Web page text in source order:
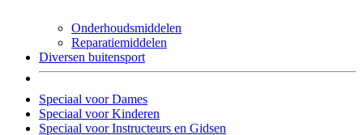
Onderhoudsmiddelen
Reparatiemiddelen
Diversen buitensport
Speciaal voor Dames
Speciaal voor Kinderen
Speciaal voor Instructeurs en Gidsen